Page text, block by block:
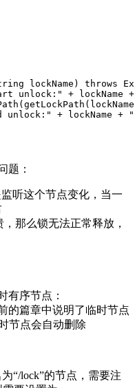
lockName) throws
unlock:" + lockName
unlock:" + lockName +
题：
听这个节点变化，当一
那么锁无法正常释放，
有序节点：
的篇章中说明了临时节点
节点会自动删除
“/lock”的节点，需要注